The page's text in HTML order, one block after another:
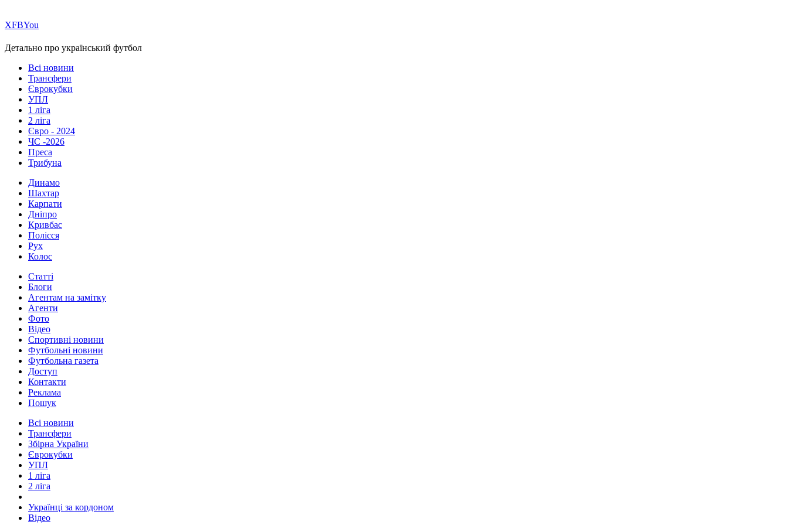
ХFBYou
Детально про український футбол
Всі новини
Трансфери
Єврокубки
УПЛ
1 ліга
2 ліга
Євро - 2024
ЧС -2026
Преса
Трибуна
Динамо
Шахтар
Карпати
Дніпро
Кривбас
Полісся
Рух
Колос
Статті
Блоги
Агентам на замітку
Агенти
Фото
Відео
Спортивні новини
Футбольні новини
Футбольна газета
Доступ
Контакти
Реклама
Пошук
Всі новини
Трансфери
Збірна України
Єврокубки
УПЛ
1 ліга
2 ліга
Українці за кордоном
Відео